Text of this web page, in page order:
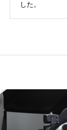
した。